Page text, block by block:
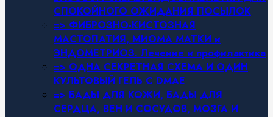
СПОКОЙНОГО ОЖИДАНИЯ ПОСЫЛОК
=> ФИБРОЗНО-КИСТОЗНАЯ
МАСТОПАТИЯ, МИОМА МАТКИ и
ЭНДОМЕТРИОЗ. Лечение и профилактика
=> ОДНА СЕКРЕТНАЯ СХЕМА И ОДИН
КУЛЬТОВЫЙ ГЕЛЬ С DMAE
=> БАДЫ ДЛЯ КОЖИ, БАДЫ ДЛЯ
СЕРДЦА, ВЕН И СОСУДОВ, МОЗГА И